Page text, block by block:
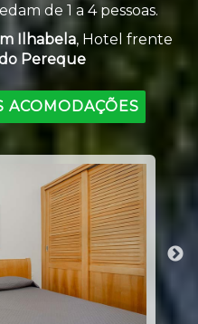
de 1 a 4 pessoas.
Ilhabela, Hotel frente
Pereque
ACOMODAÇÕES